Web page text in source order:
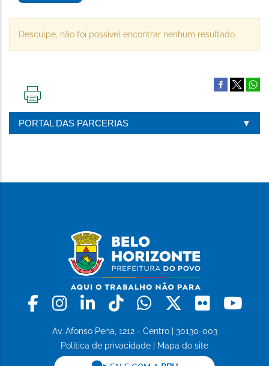
Desculpe, não foi possível encontrar nenhum resultado.
PÁGINA
PORTAL DAS PARCERIAS
Facebook
Instagram
LinkedinTiktokWhatsapp
X Flickr
Av. Afonso Pena, 1212 - Centro | 30130-003
Política de privacidade
Mapa do site